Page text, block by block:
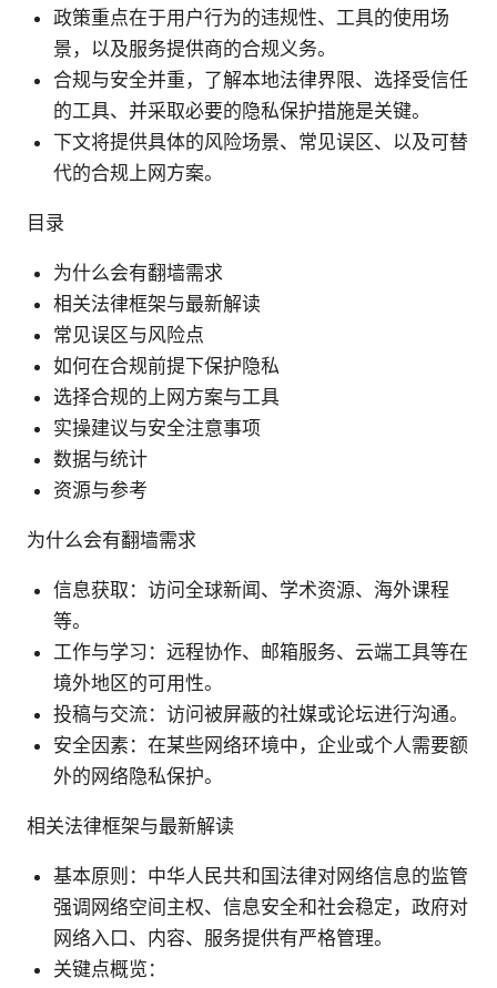
政策重点在于用户行为的违规性、工具的使用场
景，以及服务提供商的合规义务。
合规与安全并重，了解本地法律界限、选择受信任
的工具、并采取必要的隐私保护措施是关键。
下文将提供具体的风险场景、常见误区、以及可替
代的合规上网方案。
目录
为什么会有翻墙需求
相关法律框架与最新解读
常见误区与风险点
如何在合规前提下保护隐私
选择合规的上网方案与工具
实操建议与安全注意事项
数据与统计
资源与参考
为什么会有翻墙需求
信息获取：访问全球新闻、学术资源、海外课程
等。
工作与学习：远程协作、邮箱服务、云端工具等在
境外地区的可用性。
投稿与交流：访问被屏蔽的社媒或论坛进行沟通。
安全因素：在某些网络环境中，企业或个人需要额
外的网络隐私保护。
相关法律框架与最新解读
基本原则：中华人民共和国法律对网络信息的监管
强调网络空间主权、信息安全和社会稳定，政府对
网络入口、内容、服务提供有严格管理。
关键点概览：